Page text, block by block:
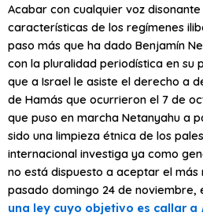
Acabar con cualquier voz
características de los regímenes
paso más que ha dado Benjamín
con la pluralidad periodística en su
que a Israel le asiste el derecho a
de Hamás que ocurrieron el 7 de
que puso en marcha Netanyahu a
sido una limpieza étnica de los
internacional investiga ya como
no está dispuesto a aceptar el más
pasado domingo 24 de noviembre,
una ley cuyo objetivo es callar a